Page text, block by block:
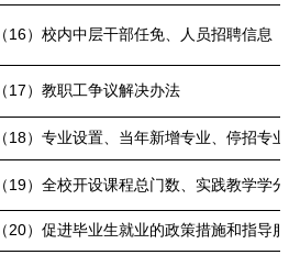
（16）校内中层干部任免、人员招聘信息
（17）教职工争议解决办法
（18）专业设置、当年新增专业、停招专业
（19）全校开设课程总门数、实践教学学
（20）促进毕业生就业的政策措施和指导服